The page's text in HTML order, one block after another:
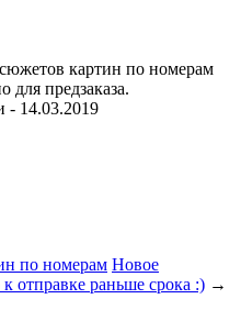
картин по номерам
для предзаказа.
- 14.03.2019
по номерам Новое
отправке раньше срока :) →